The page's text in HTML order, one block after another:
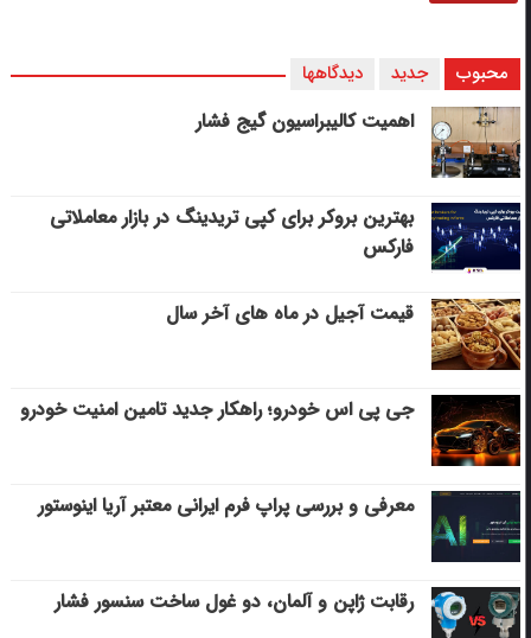
محبوب جدید دیدگاهها
اهمیت کالیبراسیون گیج فشار
بهترین بروکر برای کپی‌ تریدینگ در بازار معاملاتی
فارکس
قیمت آجیل در ماه های آخر سال
جی پی اس خودرو؛ راهکار جدید تامین امنیت خودرو
معرفی و بررسی پراپ فرم ایرانی معتبر آریا اینوستور
رقابت ژاپن و آلمان، دو غول ساخت سنسور فشار